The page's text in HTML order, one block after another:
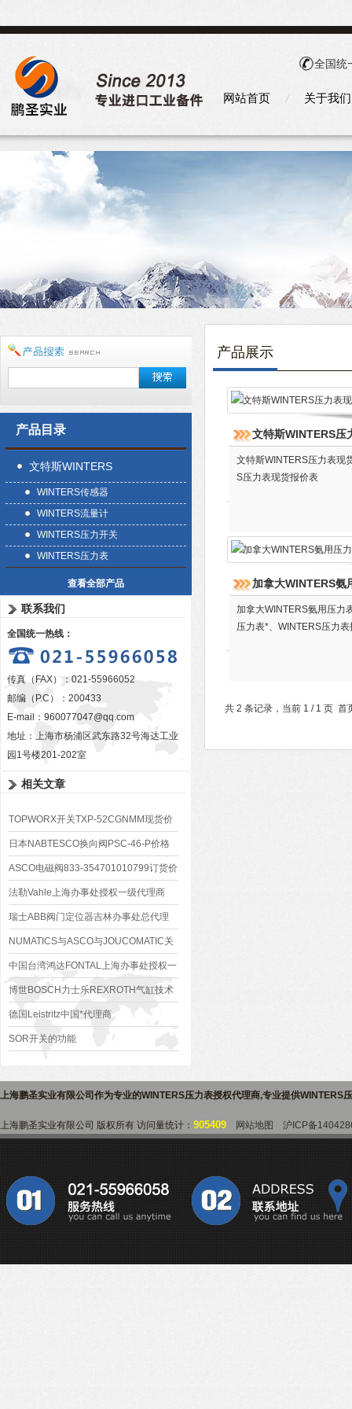
全国统
网站首页 关于我们
产品目录
文特斯WINTERS
WINTERS传感器
WINTERS流量计
WINTERS压力开关
WINTERS压力表
查看全部产品
联系我们
全国统一热线：
传真（FAX）：021-55966052
邮编（P.C）：200433
E-mail： 960077047@qq.com
地址：上海市杨浦区武东路32号海达工业
园1号楼201-202室
相关文章
TOPWORX开关TXP-52CGNMM现货价
格好
日本NABTESCO换向阀PSC-46-P价格
好
ASCO电磁阀833-354701010799订货价
格好
法勒Vahle上海办事处授权一级代理商
瑞士ABB阀门定位器吉林办事处总代理
NUMATICS与ASCO与JOUCOMATIC关
系
中国台湾鸿达FONTAL上海办事处授权一
级代理商
博世BOSCH力士乐REXROTH气缸技术
参数原理
德国Leistritz中国*代理商
SOR开关的功能
产品展示
文特斯WINTERS压
文特斯WINTERS压力表现
S压力表现货报价表
加拿大WINTERS氨
加拿大WINTERS氨用压力
压力表*、WINTERS压力
共 2 条记录，当前 1 / 1 页
上海鹏圣实业有限公司作为专业的WINTERS压力表授权代理商,专业提供WINTERS
上海鹏圣实业有限公司 版权所有 访问量统计： 905409 网站地图 沪ICP备